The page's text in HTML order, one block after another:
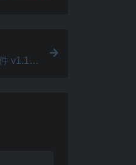
v1.1.5